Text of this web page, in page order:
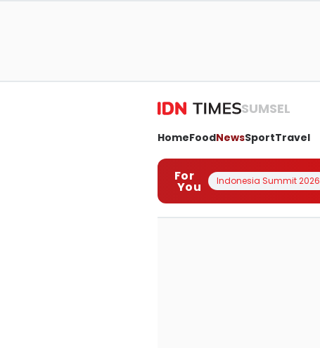
SUMSEL
HomeFoodNewsSportTravel
For
You Indonesia Summit 2026